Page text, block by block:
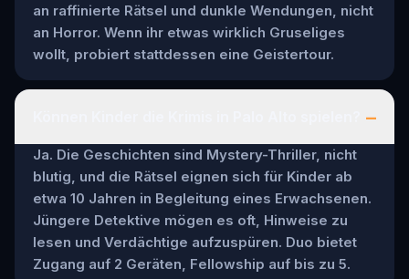
an raffinierte Rätsel und dunkle Wendungen, nicht
an Horror. Wenn ihr etwas wirklich Gruseliges
wollt, probiert stattdessen eine Geistertour.
–
Ja. Die Geschichten sind Mystery-Thriller, nicht
blutig, und die Rätsel eignen sich für Kinder ab
etwa 10 Jahren in Begleitung eines Erwachsenen.
Jüngere Detektive mögen es oft, Hinweise zu
lesen und Verdächtige aufzuspüren. Duo bietet
Zugang auf 2 Geräten, Fellowship auf bis zu 5.